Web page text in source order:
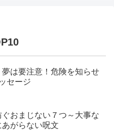
は要注意！危険を知らせ
セージ
ぐおまじない７つ～大事な
がらない呪文